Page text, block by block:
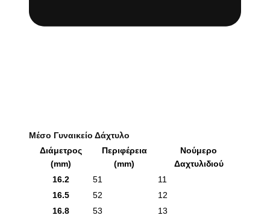
Μέσο Γυναικείο Δάχτυλο
Διάμετρος
(mm)
Περιφέρεια
(mm)
Νούμερο
Δαχτυλιδιού
16.2
51
11
16.5
52
12
16.8
53
13